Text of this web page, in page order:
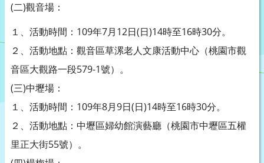
(二)觀音場：
１、活動時間：109年7月12日(日)14時至16時30分。
２、活動地點：觀音區草漯老人文康活動中心（桃園市觀
音區大觀路一段579-1號）。
(三)中壢場：
１、活動時間：109年8月9日(日)14時至16時30分。
２、活動地點：中壢區婦幼館演藝廳（桃園市中壢區五權
里正大街55號）。